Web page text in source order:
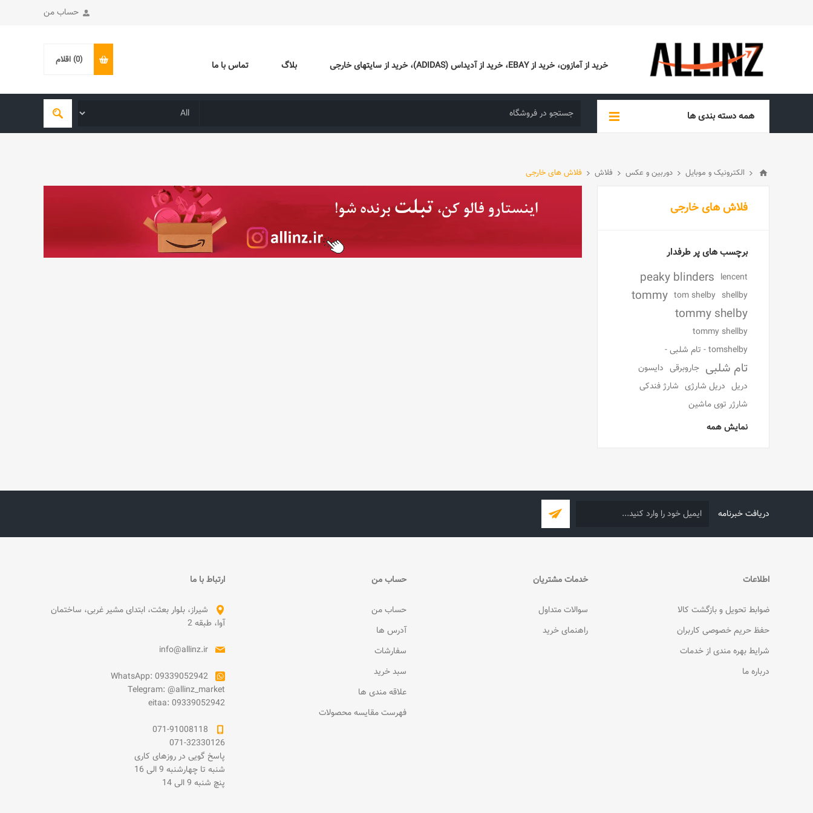
حساب من
خرید از آمازون، خرید از EBAY، خرید از آدیداس (ADIDAS)، خرید از سایتهای خارجی بلاگ تماس با ما (0) اقلام
همه دسته بندی ها
الکترونیک و موبایل دوربین و عکس فلاش فلاش های خارجی
فلاش های خارجی
برچسب های پر طرفدار
lencent
peaky blinders
shellby
tom shelby
tommy
tommy shelby
tommy shellby
tomshelby - تام شلبی -
تام شلبی جاروبرقی دایسون
دریل دریل شارژی شارژ فندکی
شارژر توی ماشین
نمایش همه
دریافت خبرنامه
اطلاعات
ضوابط تحویل و بازگشت کالا
حفظ حریم خصوصی کاربران
شرایط بهره مندی از خدمات
درباره ما
خدمات مشتریان
سوالات متداول
راهنمای خرید
حساب من
حساب من
آدرس ها
سفارشات
سبد خرید
علاقه مندی ها
فهرست مقایسه محصولات
ارتباط با ما
شیراز، بلوار بعثت، ابتدای مشیر غربی، ساختمان
آوا، طبقه 2
info@allinz.ir
WhatsApp: 09339052942
Telegram: @allinz_market
eitaa: 09339052942
071-91008118
071-32330126
پاسخ گویی در روزهای کاری
شنبه تا چهارشنبه 9 الی 16
پنچ شنبه 9 الی 14